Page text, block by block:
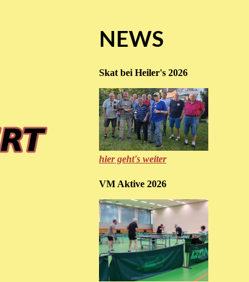
NEWS
Skat bei Heiler's 2026
hier geht's weiter
VM Aktive 2026